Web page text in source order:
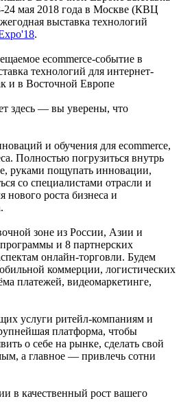
24 мая 2018 года в Москве (КВЦ
выставка технологий
.
ecommerce-событие в
технологий для интернет-
и в Восточной Европе
здесь — вы уверены, что
и обучения для ecommerce,
Полностью погрузиться внутрь
руками пощупать инновации,
со специалистами отрасли и
нового роста бизнеса и
зоне из России, Азии и
и 8 партнерских
онлайн-торговли. Будем
коммерции, логистических
платежей, видеомаркетинге,
услуги ритейл-компаниям и
платформа, чтобы
о себе на рынке, сделать свой
а главное — привлечь сотни
в качественный рост вашего